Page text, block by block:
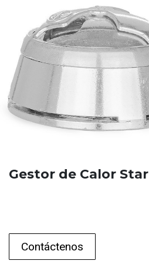
Gestor de Calor Star
Contáctenos